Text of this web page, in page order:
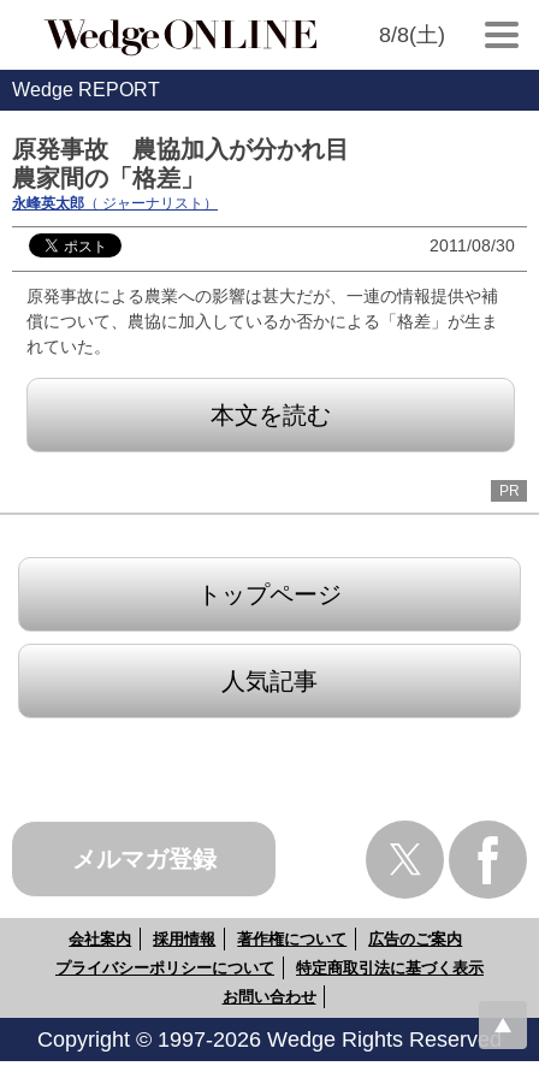
8/8(土)
Wedge REPORT
原発事故 農協加入が分かれ目
農家間の「格差」
永峰英太郎 （ ジャーナリスト）
2011/08/30
原発事故による農業への影響は甚大だが、一連の情報提供や補
償について、農協に加入しているか否かによる「格差」が生ま
れていた。
本文を読む
PR
トップページ
人気記事
メルマガ登録
会社案内 採用情報 著作権について
広告のご案内
プライバシーポリシーについて
特定商取引法に基づく表示
お問い合わせ
Copyright © 1997-2026 Wedge Rights Reserved